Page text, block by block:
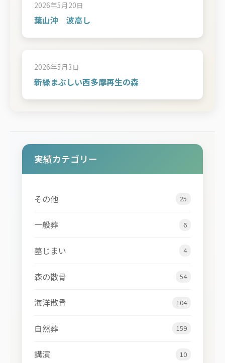
2026年5月20日
葉山沖 波高し
2026年5月3日
新緑まぶしい西多摩再生の森
実績カテゴリー
その他 25
一般葬 6
墓じまい 4
森の散骨 54
海洋散骨 104
自然葬 159
講演 10